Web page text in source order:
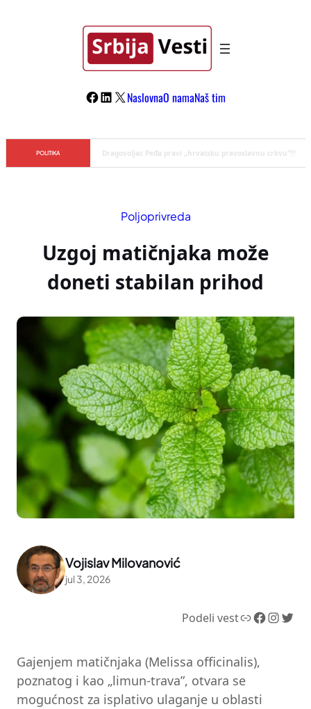
Facebook
LinkedIn
X NaslovnaO namaNaš tim
POLITIKA Đilas/Šolak propaganda uspela u dehumanizaciji Vučića
Poljoprivreda
Uzgoj matičnjaka može
doneti stabilan prihod
Vojislav Milovanović
jul 3, 2026
Podeli vestLink Facebook InstagramTwitter
Gajenjem matičnjaka (Melissa officinalis),
poznatog i kao „limun-trava”, otvara se
mogućnost za isplativo ulaganje u oblasti